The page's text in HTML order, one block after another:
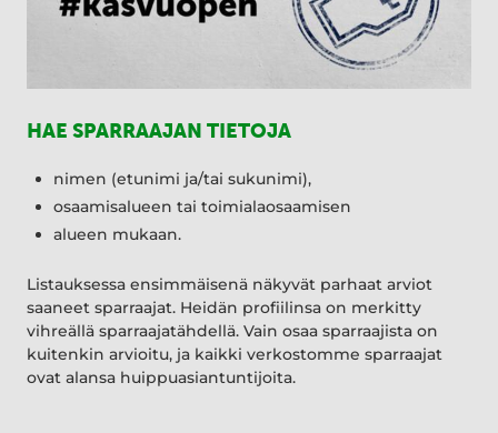
HAE SPARRAAJAN TIETOJA
nimen (etunimi ja/tai sukunimi),
osaamisalueen tai toimialaosaamisen
alueen mukaan.
Listauksessa ensimmäisenä näkyvät parhaat arviot
saaneet sparraajat. Heidän profiilinsa on merkitty
vihreällä sparraajatähdellä. Vain osaa sparraajista on
kuitenkin arvioitu, ja kaikki verkostomme sparraajat
ovat alansa huippuasiantuntijoita.